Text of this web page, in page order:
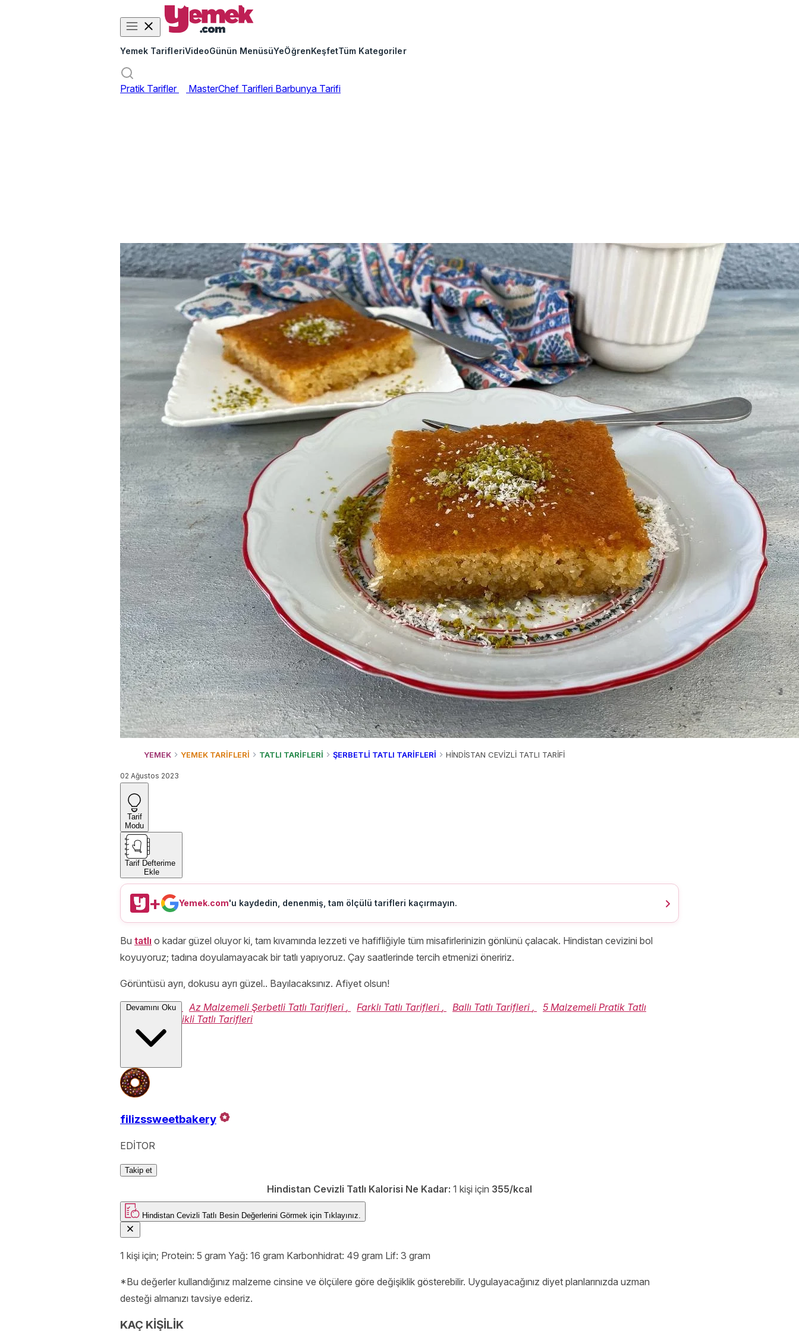
Yemek TarifleriVideoGünün MenüsüYeÖğrenKeşfetTüm Kategoriler
Pratik Tarifler MasterChef Tarifleri Barbunya Tarifi
YEMEK YEMEK TARİFLERİ TATLI TARİFLERİ ŞERBETLİ TATLI TARİFLERİ HİNDİSTAN CEVİZLİ TATLI TARİFİ
02 Ağustos 2023
Tarif
Modu
Tarif Defterime
Ekle
+ Yemek.com'u kaydedin, denenmiş, tam ölçülü tarifleri kaçırmayın.
Bu tatlı o kadar güzel oluyor ki, tam kıvamında lezzeti ve hafifliğiyle tüm misafirlerinizin gönlünü çalacak. Hindistan cevizini bol
koyuyoruz; tadına doyulamayacak bir tatlı yapıyoruz. Çay saatlerinde tercih etmenizi öneririz.
Görüntüsü ayrı, dokusu ayrı güzel.. Bayılacaksınız. Afiyet olsun!
Tatlı Tarifleri
Az Malzemeli Şerbetli Tatlı Tarifleri , Farklı Tatlı Tarifleri , Ballı Tatlı Tarifleri ,
5 Malzemeli Pratik Tatlı
İrmikli Tatlı Tarifleri
Devamını Oku
filizssweetbakery
EDİTOR
Takip et
Hindistan Cevizli Tatlı Kalorisi Ne Kadar: 1 kişi için 355/kcal
Hindistan Cevizli Tatlı Besin Değerlerini Görmek için Tıklayınız.
1 kişi için; Protein: 5 gram Yağ: 16 gram Karbonhidrat: 49 gram Lif: 3 gram
*Bu değerler kullandığınız malzeme cinsine ve ölçülere göre değişiklik gösterebilir. Uygulayacağınız diyet planlarınızda uzman
desteği almanızı tavsiye ederiz.
KAÇ KİŞİLİK